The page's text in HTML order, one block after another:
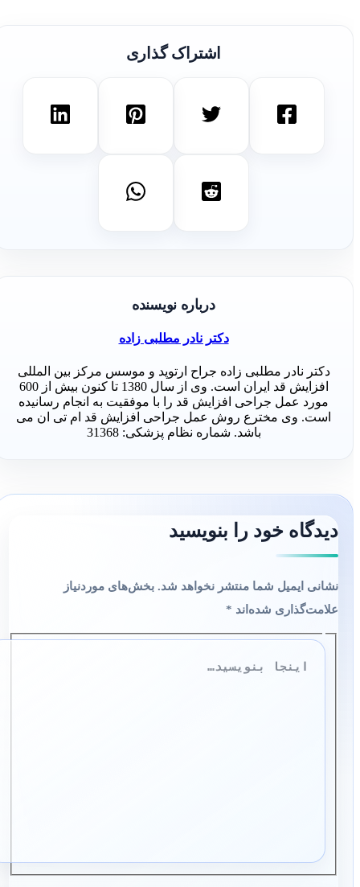
اشتراک گذاری
درباره نویسنده
دکتر نادر مطلبی زاده
دکتر نادر مطلبی زاده جراح ارتوپد و موسس مرکز بین المللی
افزایش قد ایران است. وی از سال 1380 تا کنون بیش از 600
مورد عمل جراحی افزایش قد را با موفقیت به انجام رسانیده
است. وی مخترع روش عمل جراحی افزایش قد ام تی ان می
باشد. شماره نظام پزشکی: 31368
دیدگاه‌ خود را بنویسید
نشانی ایمیل شما منتشر نخواهد شد. بخش‌های موردنیاز
علامت‌گذاری شده‌اند*